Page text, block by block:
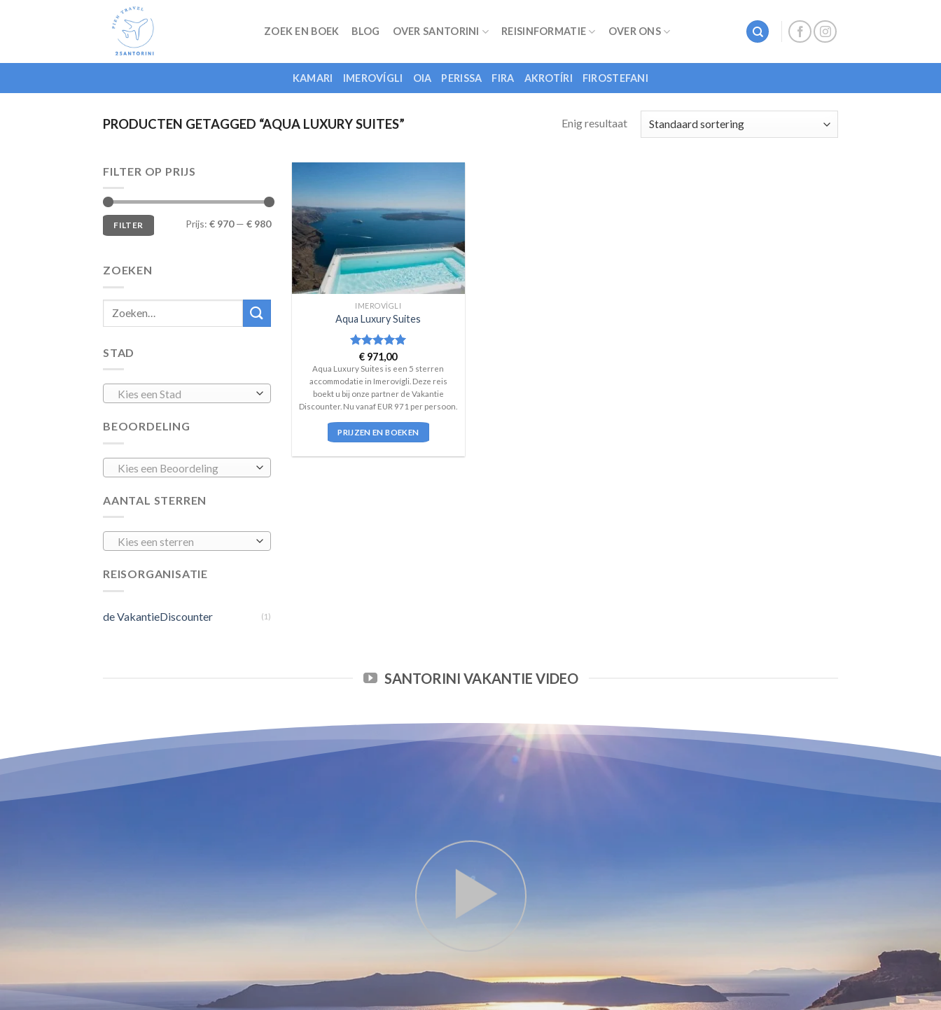
ZOEK EN BOEK BLOG OVER SANTORINI REISINFORMATIE OVER ONS
KAMARI IMEROVÍGLI OIA PERISSA FIRA AKROTÍRI FIROSTEFANI
PRODUCTEN GETAGGED “AQUA LUXURY SUITES” Enig resultaat
FILTER OP PRIJS
Min.
prijs
Max.
prijsFILTER Prijs: € 970— € 980
ZOEKEN
STAD
Kies een Stad
BEOORDELING
Kies een Beoordeling
AANTAL STERREN
Kies een sterren
REISORGANISATIE
de VakantieDiscounter (1)
IMEROVÍGLI
Aqua Luxury Suites
Waardering
5uit 5
€ 971,00
Aqua Luxury Suites is een 5 sterren
accommodatie in Imerovígli. Deze reis
boekt u bij onze partner de Vakantie
Discounter. Nu vanaf EUR 971 per persoon.
PRIJZEN EN BOEKEN
SANTORINI VAKANTIE VIDEO